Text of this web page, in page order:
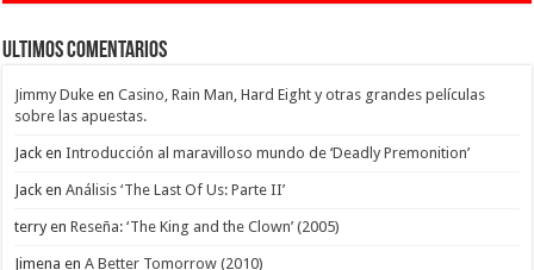
Ultimos Comentarios
Jimmy Duke enCasino, Rain Man, Hard Eight y otras grandes películas
sobre las apuestas.
Jack enIntroducción al maravilloso mundo de ‘Deadly Premonition’
Jack enAnálisis ‘The Last Of Us: Parte II’
terryenReseña: ‘The King and the Clown’ (2005)
Jimena enA Better Tomorrow (2010)